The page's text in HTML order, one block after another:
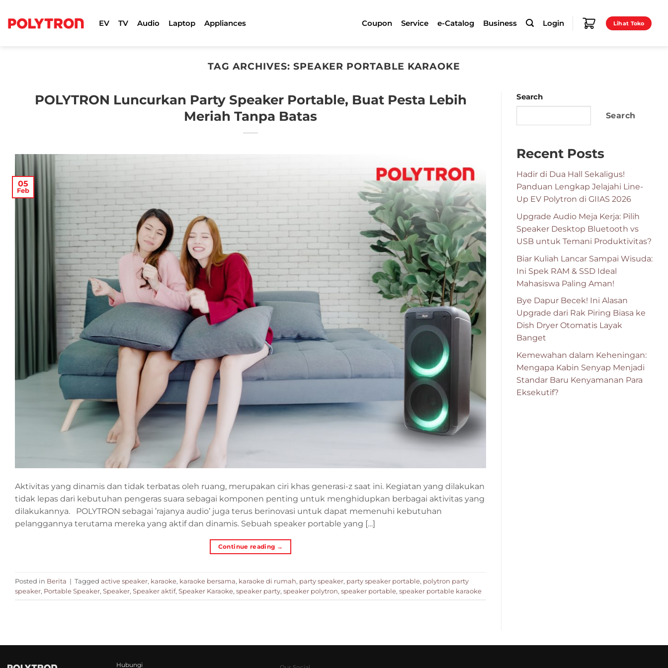
content
EV TV Audio Laptop Appliances Coupon Service e-Catalog Business Login Lihat Toko
TAG ARCHIVES: SPEAKER PORTABLE KARAOKE
POLYTRON Luncurkan Party Speaker Portable, Buat Pesta Lebih
Meriah Tanpa Batas
05
Feb
Aktivitas yang dinamis dan tidak terbatas oleh ruang, merupakan ciri khas generasi-z saat ini. Kegiatan yang dilakukan
tidak lepas dari kebutuhan pengeras suara sebagai komponen penting untuk menghidupkan berbagai aktivitas yang
dilakukannya. POLYTRON sebagai ’rajanya audio’ juga terus berinovasi untuk dapat memenuhi kebutuhan
pelanggannya terutama mereka yang aktif dan dinamis. Sebuah speaker portable yang […]
Continue reading →
Posted in Berita | Tagged active speaker, karaoke, karaoke bersama, karaoke di rumah, party speaker, party speaker portable, polytron party
speaker, Portable Speaker, Speaker, Speaker aktif, Speaker Karaoke, speaker party, speaker polytron, speaker portable, speaker portable karaoke
Search
Search
Recent Posts
Hadir di Dua Hall Sekaligus!
Panduan Lengkap Jelajahi Line-
Up EV Polytron di GIIAS 2026
Upgrade Audio Meja Kerja: Pilih
Speaker Desktop Bluetooth vs
USB untuk Temani Produktivitas?
Biar Kuliah Lancar Sampai Wisuda:
Ini Spek RAM & SSD Ideal
Mahasiswa Paling Aman!
Bye Dapur Becek! Ini Alasan
Upgrade dari Rak Piring Biasa ke
Dish Dryer Otomatis Layak
Banget
Kemewahan dalam Keheningan:
Mengapa Kabin Senyap Menjadi
Standar Baru Kenyamanan Para
Eksekutif?
Hubungi